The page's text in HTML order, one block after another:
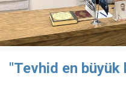
"Tevhid en